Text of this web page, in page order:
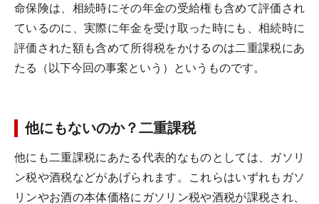
命保険は、相続時にその年金の受給権も含めて評価され
ているのに、実際に年金を受け取った時にも、相続時に
評価された額も含めて所得税をかけるのは二重課税にあ
たる（以下今回の事案という）というものです。
他にもないのか？二重課税
他にも二重課税にあたる代表的なものとしては、ガソリ
ン税や酒税などがあげられます。これらはいずれもガソ
リンやお酒の本体価格にガソリン税や酒税が課税され、